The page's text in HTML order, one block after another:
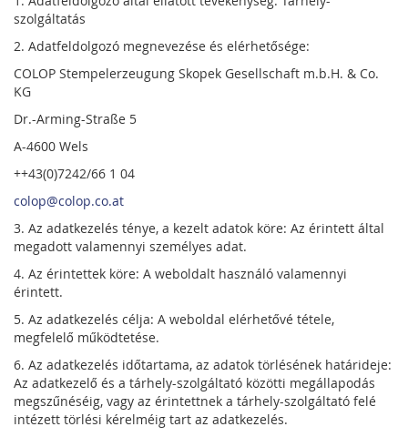
szolgáltatás
2. Adatfeldolgozó megnevezése és elérhetősége:
COLOP Stempelerzeugung Skopek Gesellschaft m.b.H. & Co.
KG
Dr.-Arming-Straße 5
A-4600 Wels
++43(0)7242/66 1 04
colop@colop.co.at
3. Az adatkezelés ténye, a kezelt adatok köre: Az érintett által
megadott valamennyi személyes adat.
4. Az érintettek köre: A weboldalt használó valamennyi
érintett.
5. Az adatkezelés célja: A weboldal elérhetővé tétele,
megfelelő működtetése.
6. Az adatkezelés időtartama, az adatok törlésének határideje:
Az adatkezelő és a tárhely-szolgáltató közötti megállapodás
megszűnéséig, vagy az érintettnek a tárhely-szolgáltató felé
intézett törlési kérelméig tart az adatkezelés.